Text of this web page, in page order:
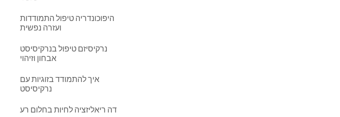
היפוכונדריה טיפול התמודדות
ועזרה נפשית
נרקיסיזם טיפול בנרקיסיסט
אבחון וזיהוי
איך להתמודד בזוגיות עם
נרקיסיסט
דה ריאליזציה לחיות בחלום רע